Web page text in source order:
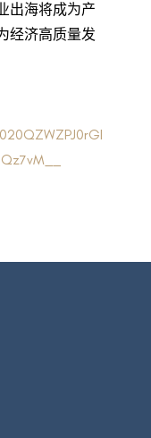
出海将成为产
经济高质量发